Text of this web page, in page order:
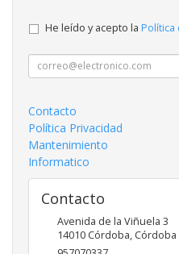
He leído y acepto la Política
Contacto
Política Privacidad
Mantenimiento
Informatico
Contacto
Avenida de la Viñuela 3
14010 Córdoba, Córdoba